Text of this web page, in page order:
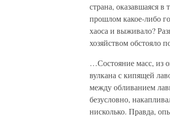
страна, оказавшаяся
прошлом какое-либо
хаоса и выживало?
хозяйством обстояло
…Состояние масс, из
вулкана с кипящей
между обливанием
безусловно,
нисколько. Правда,